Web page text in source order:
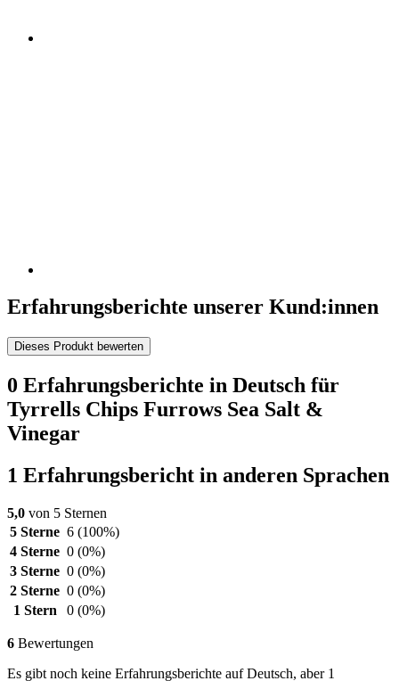
Erfahrungsberichte unserer Kund:innen
Dieses Produkt bewerten
0 Erfahrungsberichte in Deutsch für
Tyrrells Chips Furrows Sea Salt &
Vinegar
1 Erfahrungsbericht in anderen Sprachen
5,0 von 5 Sternen
5 Sterne 6 (100%)
4 Sterne 0 (0%)
3 Sterne 0 (0%)
2 Sterne 0 (0%)
1 Stern
0 (0%)
6 Bewertungen
Es gibt noch keine Erfahrungsberichte auf Deutsch, aber 1